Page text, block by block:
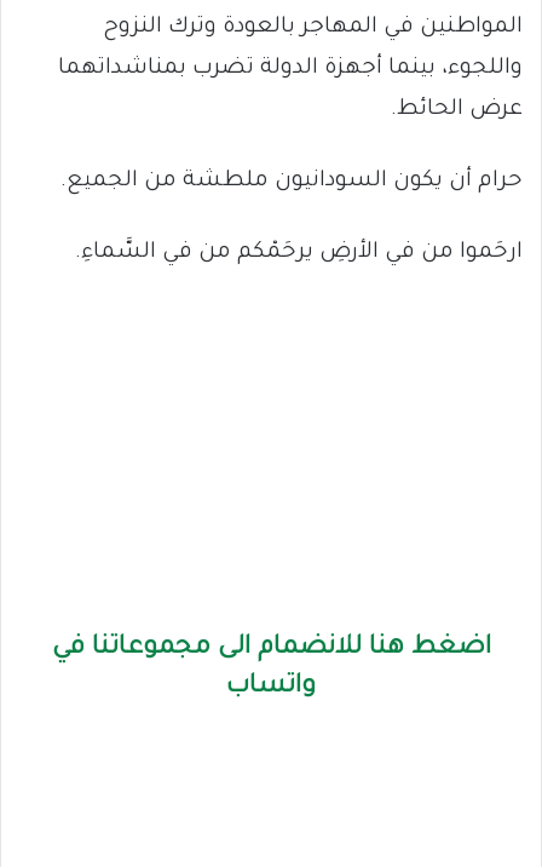
المواطنين في المهاجر بالعودة وترك النزوح
واللجوء، بينما أجهزة الدولة تضرب بمناشداتهما
عرض الحائط.
حرام أن يكون السودانيون ملطشة من الجميع.
ارحَموا من في الأرضِ يرحَمْكم من في السَّماءِ.
اضغط هنا للانضمام الى مجموعاتنا في
واتساب